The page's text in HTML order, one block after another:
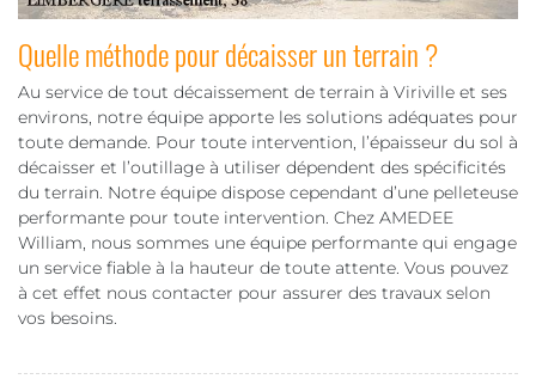
Quelle méthode pour décaisser un terrain ?
Au service de tout décaissement de terrain à Viriville et ses
environs, notre équipe apporte les solutions adéquates pour
toute demande. Pour toute intervention, l’épaisseur du sol à
décaisser et l’outillage à utiliser dépendent des spécificités
du terrain. Notre équipe dispose cependant d’une pelleteuse
performante pour toute intervention. Chez AMEDEE
William, nous sommes une équipe performante qui engage
un service fiable à la hauteur de toute attente. Vous pouvez
à cet effet nous contacter pour assurer des travaux selon
vos besoins.